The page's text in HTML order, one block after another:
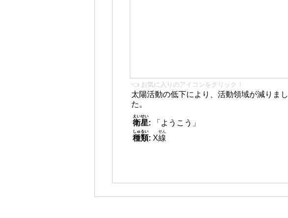
👈 お気に入りのアイコンをクリック！
太陽活動の低下により、活動領域が減りまし
た。
衛星
えいせい
:
「ようこう」
種類
しゅるい
: X線
せん